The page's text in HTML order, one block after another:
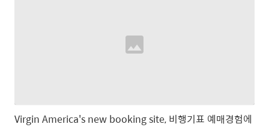
Virgin America's new booking site, 비행기표 예매경험에